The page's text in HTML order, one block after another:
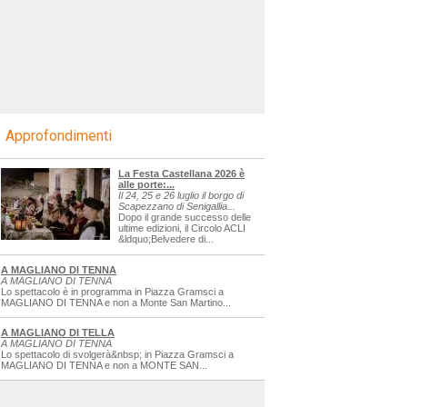
Approfondimenti
La Festa Castellana 2026 è
alle porte:...
Il 24, 25 e 26 luglio il borgo di
Scapezzano di Senigallia...
Dopo il grande successo delle
ultime edizioni, il Circolo ACLI
&ldquo;Belvedere di...
A MAGLIANO DI TENNA
A MAGLIANO DI TENNA
Lo spettacolo è in programma in Piazza Gramsci a
MAGLIANO DI TENNA e non a Monte San Martino...
A MAGLIANO DI TELLA
A MAGLIANO DI TENNA
Lo spettacolo di svolgerà&nbsp; in Piazza Gramsci a
MAGLIANO DI TENNA e non a MONTE SAN...